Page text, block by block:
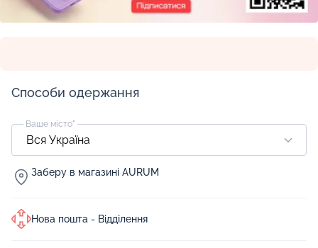
Способи одержання
Ваше місто*
Заберу в магазині AURUM
Нова пошта - Відділення